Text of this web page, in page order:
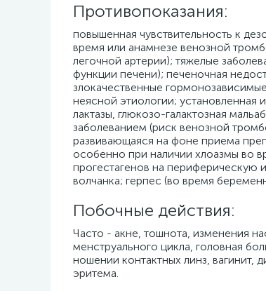
Противопоказания:
повышенная чувствительность к
время или анамнезе венозной
легочной артерии); тяжелые
функции печени); печеночная
злокачественные
неясной этиологии; установленная
лактазы, глюкозо-галактозная
заболеванием (риск венозной
развивающаяся на фоне приема
особенно при наличии хлоазмы во
прогестагенов на периферическую
волчанка; герпес (во время
Побочные действия:
Часто - акне, тошнота, изменения
менструального цикла, головная
ношении контактных линз, вагинит,
эритема.